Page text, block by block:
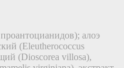
алоэ
(Eleutherococcus
(Dioscorea villosa),